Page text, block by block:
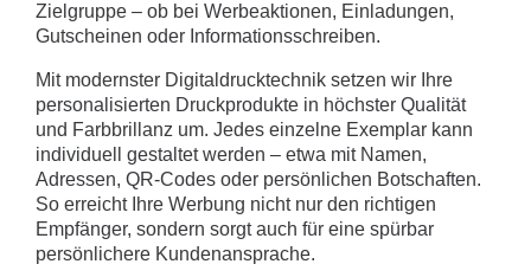
Zielgruppe – ob bei Werbeaktionen, Einladungen,
Gutscheinen oder Informationsschreiben.
Mit modernster Digitaldrucktechnik setzen wir Ihre
personalisierten Druckprodukte in höchster Qualität
und Farbbrillanz um. Jedes einzelne Exemplar kann
individuell gestaltet werden – etwa mit Namen,
Adressen, QR-Codes oder persönlichen Botschaften.
So erreicht Ihre Werbung nicht nur den richtigen
Empfänger, sondern sorgt auch für eine spürbar
persönlichere Kundenansprache.